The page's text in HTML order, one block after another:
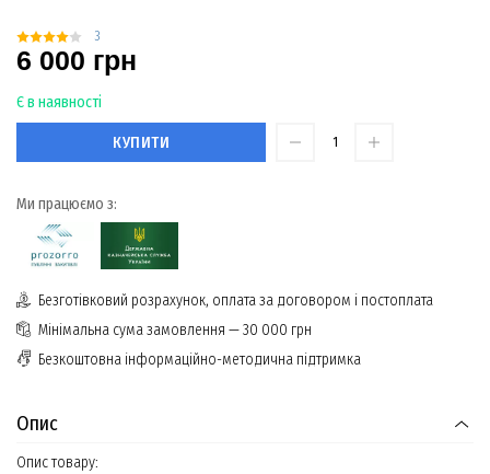
3
6 000 грн
Є в наявності
КУПИТИ
Ми працюємо з:
Безготівковий розрахунок, оплата за договором і постоплата
Мінімальна сума замовлення — 30 000 грн
Безкоштовна інформаційно-методична підтримка
Опис
Опис товару: